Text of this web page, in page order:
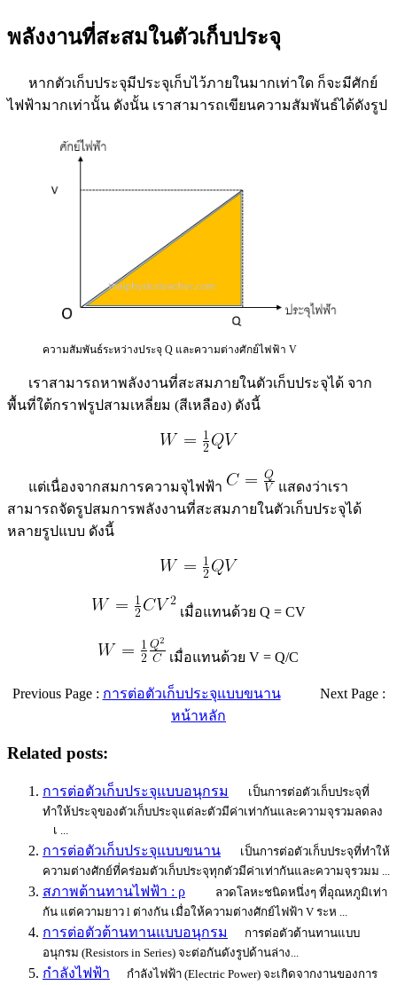
พลังงานที่สะสมในตัวเก็บประจุ
หากตัวเก็บประจุมีประจุเก็บไว้ภายในมากเท่าใด ก็จะมีศักย์
ไฟฟ้ามากเท่านั้น ดังนั้น เราสามารถเขียนความสัมพันธ์ได้ดังรูป
ความสัมพันธ์ระหว่างประจุ Q และความต่างศักย์ไฟฟ้า V
เราสามารถหาพลังงานที่สะสมภายในตัวเก็บประจุได้ จาก
พื้นที่ใต้กราฟรูปสามเหลี่ยม (สีเหลือง) ดังนี้
แต่เนื่องจากสมการความจุไฟฟ้า
แสดงว่าเรา
สามารถจัดรูปสมการพลังงานที่สะสมภายในตัวเก็บประจุได้
หลายรูปแบบ ดังนี้
เมื่อแทนด้วย Q = CV
เมื่อแทนด้วย V = Q/C
Previous Page : การต่อตัวเก็บประจุแบบขนานNext Page :
หน้าหลัก
Related posts:
การต่อตัวเก็บประจุแบบอนุกรม
เป็นการต่อตัวเก็บประจุที่
ทำให้ประจุของตัวเก็บประจุแต่ละตัวมีค่าเท่ากันและความจุรวมลดลง
เ ...
การต่อตัวเก็บประจุแบบขนาน
เป็นการต่อตัวเก็บประจุที่ทำให้
ความต่างศักย์ที่คร่อมตัวเก็บประจุทุกตัวมีค่าเท่ากันและความจุรวมม ...
สภาพต้านทานไฟฟ้า : ρ
ลวดโลหะชนิดหนึ่งๆ ที่อุณหภูมิเท่า
กัน แต่ความยาว l ต่างกัน เมื่อให้ความต่างศักย์ไฟฟ้า V ระห ...
การต่อตัวต้านทานแบบอนุกรม
การต่อตัวต้านทานแบบ
อนุกรม (Resistors in Series) จะต่อกันดังรูปด้านล่าง...
กำลังไฟฟ้า
กำลังไฟฟ้า (Electric Power) จะเกิดจากงานของการ